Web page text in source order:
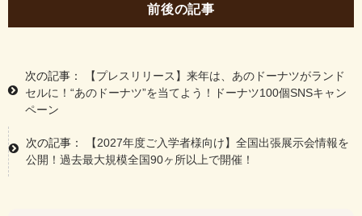
前後の記事
次の記事：
【プレスリリース】来年は、あのドーナツがランド
セルに！“あのドーナツ”を当てよう！ドーナツ100個SNSキャン
ペーン
次の記事：
【2027年度ご入学者様向け】全国出張展示会情報を
公開！過去最大規模全国90ヶ所以上で開催！